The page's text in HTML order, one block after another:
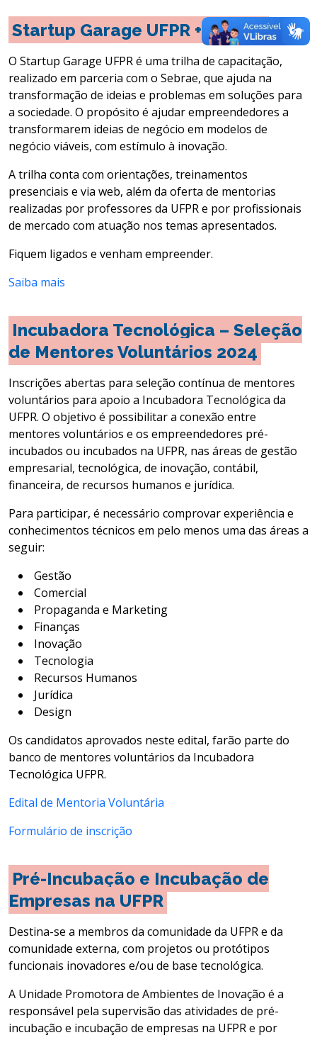
Startup Garage UFPR + Sebrae
O Startup Garage UFPR é uma trilha de capacitação,
realizado em parceria com o Sebrae, que ajuda na
transformação de ideias e problemas em soluções para
a sociedade. O propósito é ajudar empreendedores a
transformarem ideias de negócio em modelos de
negócio viáveis, com estímulo à inovação.
A trilha conta com orientações, treinamentos
presenciais e via web, além da oferta de mentorias
realizadas por professores da UFPR e por profissionais
de mercado com atuação nos temas apresentados.
Fiquem ligados e venham empreender.
Saiba mais
Incubadora Tecnológica – Seleção
de Mentores Voluntários 2024
Inscrições abertas para seleção contínua de mentores
voluntários para apoio a Incubadora Tecnológica da
UFPR. O objetivo é possibilitar a conexão entre
mentores voluntários e os empreendedores pré-
incubados ou incubados na UFPR, nas áreas de gestão
empresarial, tecnológica, de inovação, contábil,
financeira, de recursos humanos e jurídica.
Para participar, é necessário comprovar experiência e
conhecimentos técnicos em pelo menos uma das áreas a
seguir:
Gestão
Comercial
Propaganda e Marketing
Finanças
Inovação
Tecnologia
Recursos Humanos
Jurídica
Design
Os candidatos aprovados neste edital, farão parte do
banco de mentores voluntários da Incubadora
Tecnológica UFPR.
Edital de Mentoria Voluntária
Formulário de inscrição
Pré-Incubação e Incubação de
Empresas na UFPR
Destina-se a membros da comunidade da UFPR e da
comunidade externa, com projetos ou protótipos
funcionais inovadores e/ou de base tecnológica.
A Unidade Promotora de Ambientes de Inovação é a
responsável pela supervisão das atividades de pré-
incubação e incubação de empresas na UFPR e por